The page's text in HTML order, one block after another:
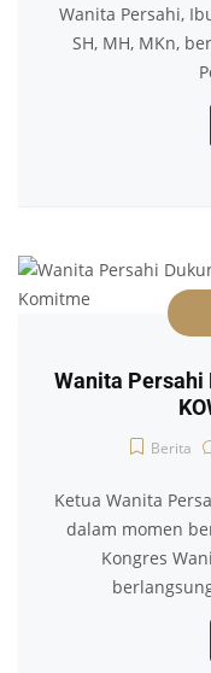
Wanita Persahi,
SH, MH, MKn,
Wanita Persahi
Berita
Ketua Wanita
dalam momen
Kongres